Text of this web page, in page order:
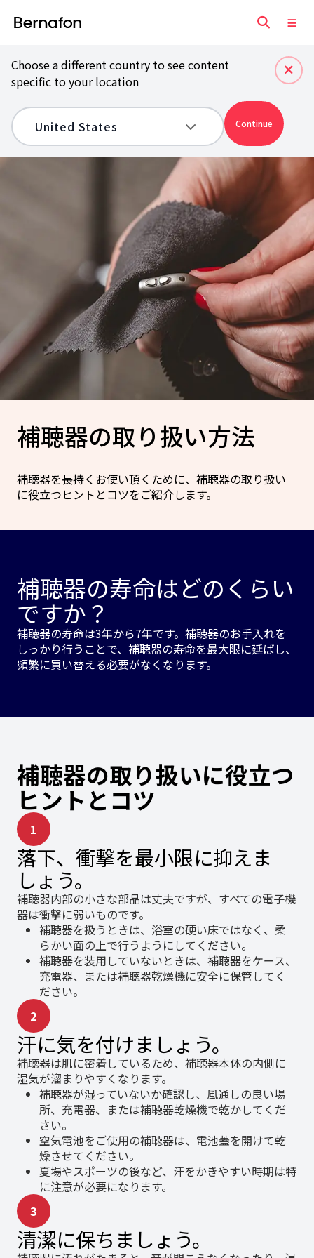
Choose a different country to see content
specific to your location
Continue
補聴器の取り扱い方法
補聴器を長持くお使い頂くために、補聴器の取り扱い
に役立つヒントとコツをご紹介します。
補聴器の寿命はどのくらい
ですか？
補聴器の寿命は3年から7年です。補聴器のお手入れを
しっかり行うことで、補聴器の寿命を最大限に延ばし、
頻繁に買い替える必要がなくなります。
補聴器の取り扱いに役立つ
ヒントとコツ
1
落下、衝撃を最小限に抑えま
しょう。
補聴器内部の小さな部品は丈夫ですが、すべての電子機
器は衝撃に弱いものです。
補聴器を扱うときは、浴室の硬い床ではなく、柔
らかい面の上で行うようにしてください。
補聴器を装用していないときは、補聴器をケース、
充電器、または補聴器乾燥機に安全に保管してく
ださい。
2
汗に気を付けましょう。
補聴器は肌に密着しているため、補聴器本体の内側に
湿気が溜まりやすくなります。
補聴器が湿っていないか確認し、風通しの良い場
所、充電器、または補聴器乾燥機で乾かしてくだ
さい。
空気電池をご使用の補聴器は、電池蓋を開けて乾
燥させてください。
夏場やスポーツの後など、汗をかきやすい時期は特
に注意が必要になります。
3
清潔に保ちましょう。